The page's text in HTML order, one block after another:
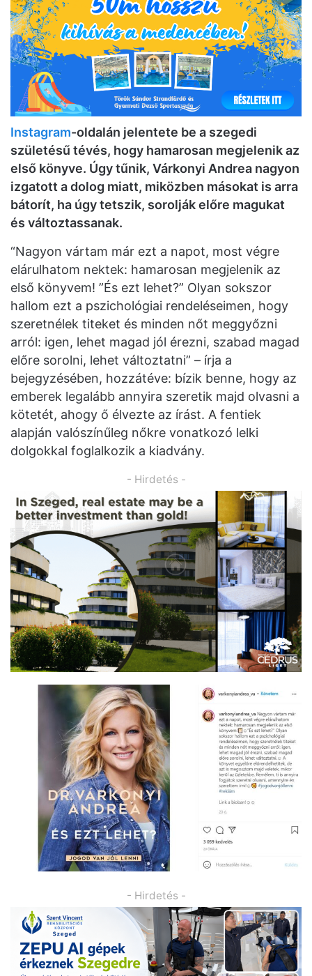
Instagram-oldalán jelentete be a szegedi
születésű tévés, hogy hamarosan megjelenik az
első könyve. Úgy tűnik, Várkonyi Andrea nagyon
izgatott a dolog miatt, miközben másokat is arra
bátorít, ha úgy tetszik, sorolják előre magukat
és változtassanak.
“Nagyon vártam már ezt a napot, most végre
elárulhatom nektek: hamarosan megjelenik az
első könyvem! ”És ezt lehet?” Olyan sokszor
hallom ezt a pszichológiai rendeléseimen, hogy
szeretnélek titeket és minden nőt meggyőzni
arról: igen, lehet magad jól érezni, szabad magad
előre sorolni, lehet változtatni” – írja a
bejegyzésében, hozzátéve: bízik benne, hogy az
emberek legalább annyira szeretik majd olvasni a
kötetét, ahogy ő élvezte az írást. A fentiek
alapján valószínűleg nőkre vonatkozó lelki
dolgokkal foglalkozik a kiadvány.
- Hirdetés -
- Hirdetés -